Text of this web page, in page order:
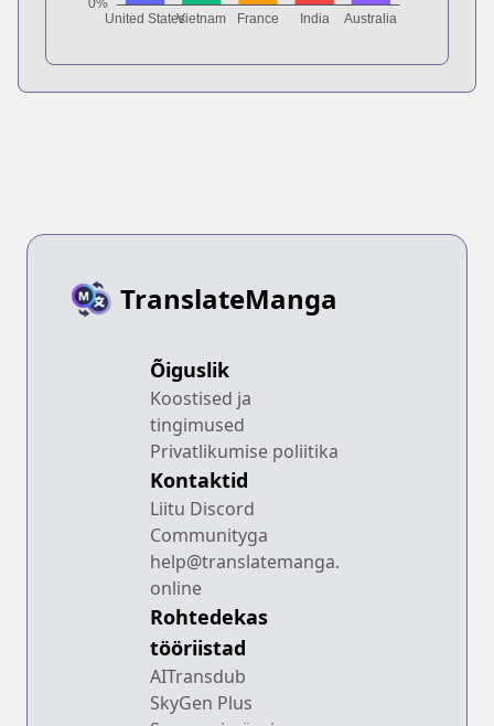
TranslateManga
Õiguslik
Koostised ja
tingimused
Privatlikumise poliitika
Kontaktid
Liitu Discord
Communityga
help@translatemanga.
online
Rohtedekas
tööriistad
AITransdub
SkyGen Plus